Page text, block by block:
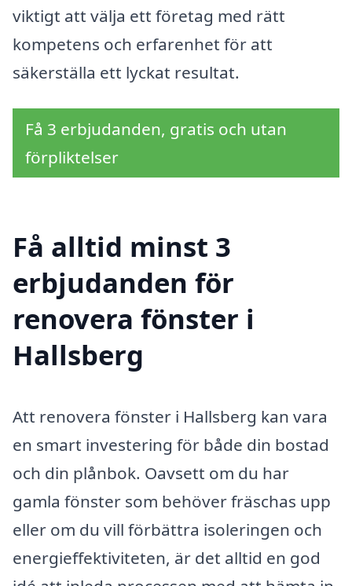
viktigt att välja ett företag med rätt
kompetens och erfarenhet för att
säkerställa ett lyckat resultat.
Få 3 erbjudanden, gratis och utan
förpliktelser
Få alltid minst 3
erbjudanden för
renovera fönster i
Hallsberg
Att renovera fönster i Hallsberg kan vara
en smart investering för både din bostad
och din plånbok. Oavsett om du har
gamla fönster som behöver fräschas upp
eller om du vill förbättra isoleringen och
energieffektiviteten, är det alltid en god